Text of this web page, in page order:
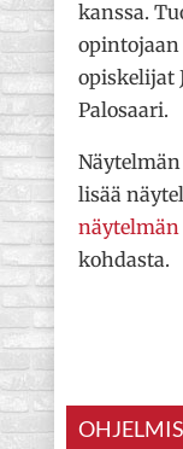
kanssa.
opiskelijat
Palosaari.
lisää
kohdasta.